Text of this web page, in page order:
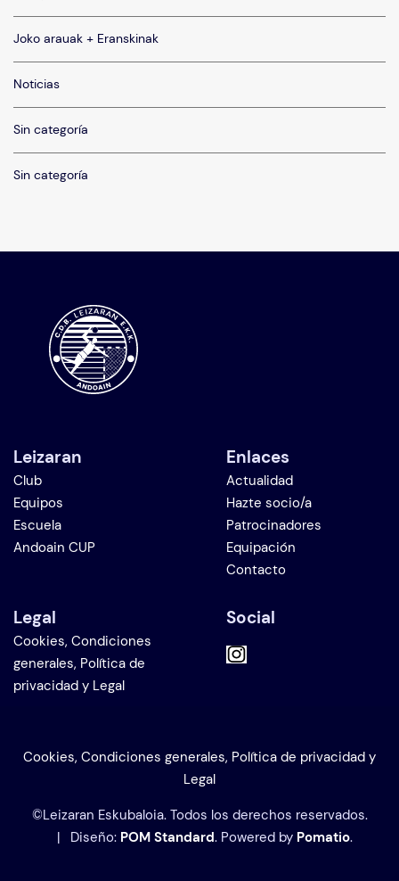
Joko arauak + Eranskinak
Noticias
Sin categoría
Sin categoría
Leizaran
Club
Equipos
Escuela
Andoain CUP
Enlaces
Actualidad
Hazte socio/a
Patrocinadores
Equipación
Contacto
Legal
Cookies, Condiciones
generales, Política de
privacidad y Legal
Social
Cookies, Condiciones generales, Política de privacidad y
Legal
©Leizaran Eskubaloia. Todos los derechos reservados.
| Diseño: POM Standard. Powered by Pomatio.